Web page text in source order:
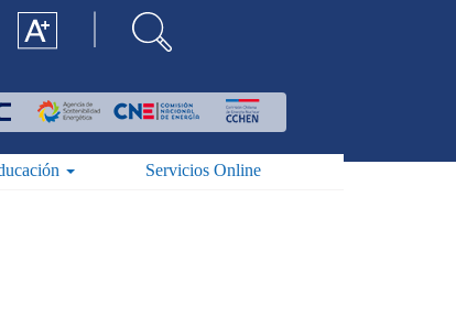
Servicios Online